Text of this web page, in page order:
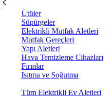
Ütüler
Süpürgeler
Elektrikli Mutfak Aletleri
Mutfak Gereçleri
Yapı Aletleri
Hava Temizleme Cihazları
Fırınlar
Isıtma ve Soğutma
Tüm Elektrikli Ev Aletleri